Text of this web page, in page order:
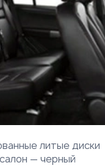
литые диски
— черный